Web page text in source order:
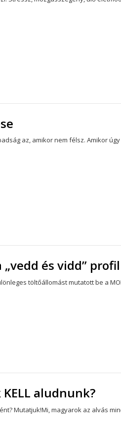
az, amikor nem félsz. Amikor
és vidd” profil
töltőállomást mutatott be a
aludnunk?
Mutatjuk!Mi, magyarok az alvás